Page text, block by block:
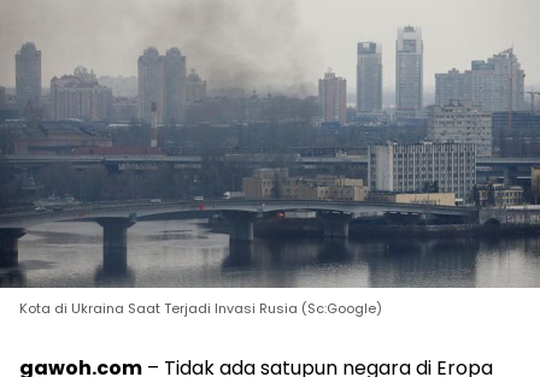
Kota di Ukraina Saat Terjadi Invasi Rusia (Sc:Google)
gawoh.com – Tidak ada satupun negara di Eropa